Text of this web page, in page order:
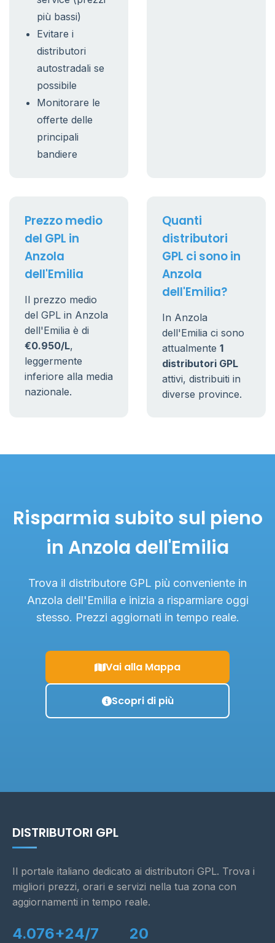
più bassi)
Evitare i
distributori
autostradali se
possibile
Monitorare le
offerte delle
principali
bandiere
Prezzo medio
del GPL in
Anzola
dell'Emilia
Il prezzo medio
del GPL in Anzola
dell'Emilia è di
€0.950/L,
leggermente
inferiore alla media
nazionale.
Quanti
distributori
GPL ci sono in
Anzola
dell'Emilia?
In Anzola
dell'Emilia ci sono
attualmente 1
distributori GPL
attivi, distribuiti in
diverse province.
Risparmia subito sul pieno
in Anzola dell'Emilia
Trova il distributore GPL più conveniente in
Anzola dell'Emilia e inizia a risparmiare oggi
stesso. Prezzi aggiornati in tempo reale.
Vai alla Mappa
Scopri di più
DISTRIBUTORI GPL
Il portale italiano dedicato ai distributori GPL. Trova i
migliori prezzi, orari e servizi nella tua zona con
aggiornamenti in tempo reale.
4.076+24/7 20